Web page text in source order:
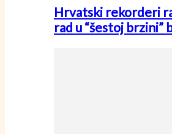
Hrvatski rekorderi
rad u “šestoj brzini”